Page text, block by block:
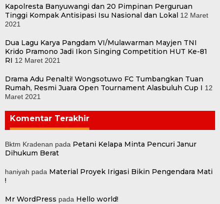
Kapolresta Banyuwangi dan 20 Pimpinan Perguruan
Tinggi Kompak Antisipasi Isu Nasional dan Lokal 12 Maret
2021
Dua Lagu Karya Pangdam VI/Mulawarman Mayjen TNI
Krido Pramono Jadi Ikon Singing Competition HUT Ke-81
RI 12 Maret 2021
Drama Adu Penalti! Wongsotuwo FC Tumbangkan Tuan
Rumah, Resmi Juara Open Tournament Alasbuluh Cup I 12
Maret 2021
Komentar Terakhir
Bktm Kradenan pada Petani Kelapa Minta Pencuri Janur
Dihukum Berat
haniyah pada Material Proyek Irigasi Bikin Pengendara Mati
!
Mr WordPress pada Hello world!